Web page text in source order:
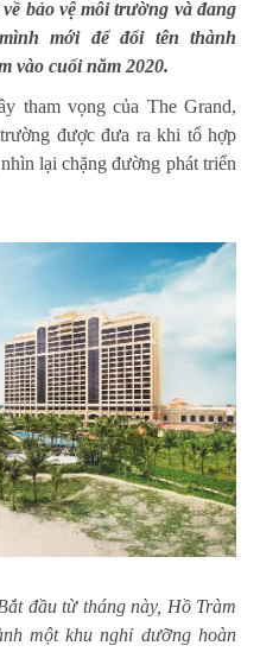
bảo vệ môi trường và đang
mới để đổi tên thành
vào cuối năm 2020.
tham vọng của The Grand,
được đưa ra khi tổ hợp
lại chặng đường phát triển
đầu từ tháng này, Hồ Tràm
một khu nghỉ dưỡng hoàn